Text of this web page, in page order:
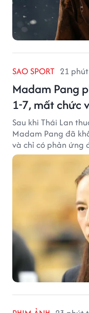
SAO SPORT 21
Madam Pang
1-7, mất chức
Sau khi Thái Lan
Madam Pang đã
và chỉ có phản ứng